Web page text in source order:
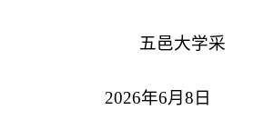
大学采
2026年6月8日